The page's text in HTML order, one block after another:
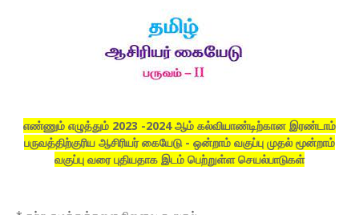
எண்ணும் எழுத்தும் 2023 -2024 ஆம் கல்வியாண்டிற்கான இரண்டாம்
பருவத்திற்குரிய ஆசிரியர் கையேடு - ஒன்றாம் வகுப்பு முதல் மூன்றாம்
வகுப்பு வரை புதியதாக இடம் பெற்றுள்ள செயல்பாடுகள்